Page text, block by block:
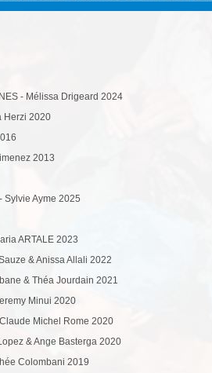
- Mélissa Drigeard 2024
Herzi 2020
2013
Sylvie Ayme 2025
ARTALE 2023
& Anissa Allali 2022
& Théa Jourdain 2021
Minui 2020
Michel Rome 2020
& Ange Basterga 2020
Colombani 2019